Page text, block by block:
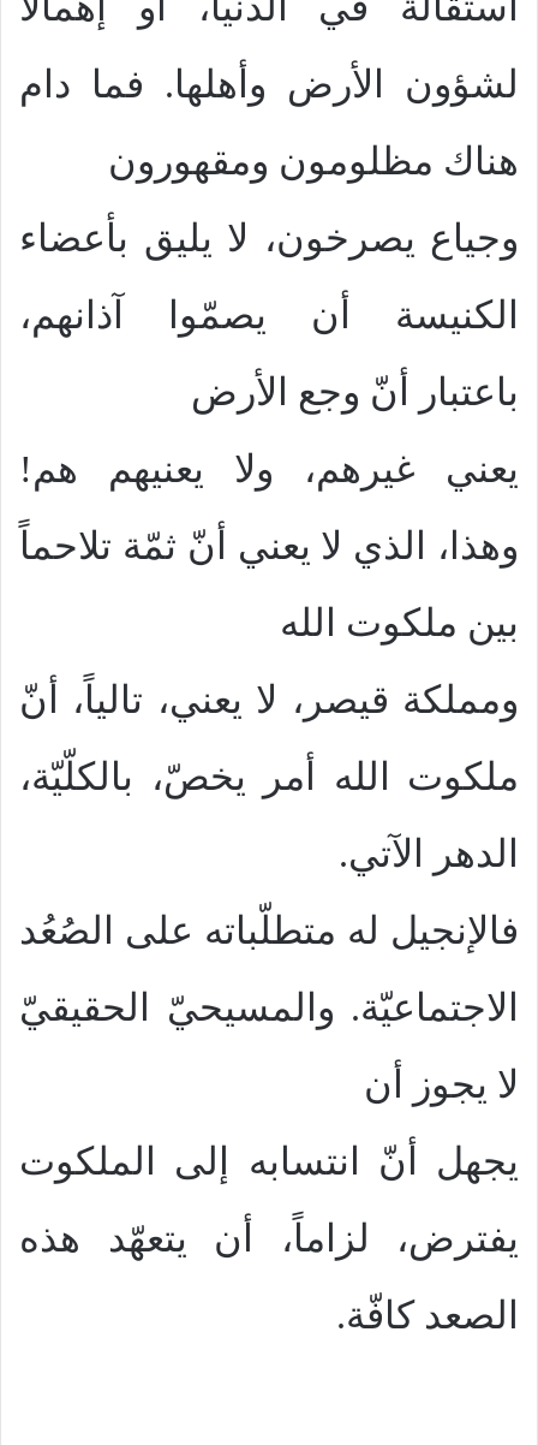
لشؤون الأرض وأهلها. فما دام
هناك مظلومون ومقهورون
وجياع يصرخون، لا يليق بأعضاء
الكنيسة أن يصمّوا آذانهم،
باعتبار أنّ وجع الأرض
يعني غيرهم، ولا يعنيهم هم!
وهذا، الذي لا يعني أنّ ثمّة تلاحماً
بين ملكوت الله
ومملكة قيصر، لا يعني، تالياً، أنّ
ملكوت الله أمر يخصّ، بالكلّيّة،
الدهر الآتي.
فالإنجيل له متطلّباته على الصُعُد
الاجتماعيّة. والمسيحيّ الحقيقيّ
لا يجوز أن
يجهل أنّ انتسابه إلى الملكوت
يفترض، لزاماً، أن يتعهّد هذه
الصعد كافّة.